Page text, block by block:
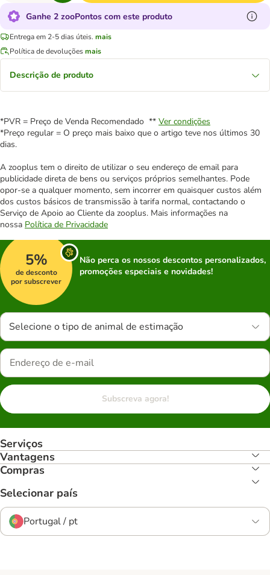
Ganhe 2 zooPontos com este produto
Entrega em 2-5 dias úteis. mais
Política de devoluçõesmais
Descrição de produto
*PVR = Preço de Venda Recomendado ** Ver condições
*Preço regular = O preço mais baixo que o artigo teve nos últimos 30
dias.
A zooplus tem o direito de utilizar o seu endereço de email para
publicidade direta de bens ou serviços próprios semelhantes. Pode
opor-se a qualquer momento, sem incorrer em quaisquer custos além
dos custos básicos de transmissão à tarifa normal, contactando o
Serviço de Apoio ao Cliente da zooplus. Mais informações na
nossa Política de Privacidade
5%
de desconto
por subscrever
Não perca os nossos descontos personalizados,
promoções especiais e novidades!
Selecione o tipo de animal de estimação
Subscreva agora!
Serviços
Vantagens
Compras
Selecionar país
Portugal / pt